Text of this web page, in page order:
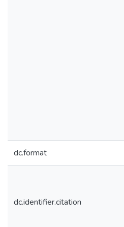
dc.format
dc.identifier.citation